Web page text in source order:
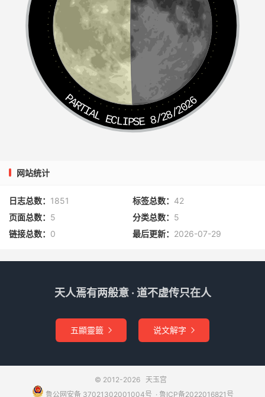
PARTIAL ECLIPSE 8/28/2026
网站统计
日志总数： 1851 标签总数： 42
页面总数： 5 分类总数： 5
链接总数： 0 最后更新： 2026-07-29
天人焉有两般意 · 道不虚传只在人
五顯靈籤  说文解字 
© 2012-2026 天玉宫
鲁公网安备 37021302001004号 ​​​ · 鲁ICP备2022016821号